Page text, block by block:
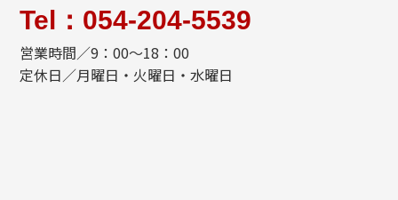
Tel：054-204-5539
営業時間／9：00～18：00
定休日／月曜日・火曜日・水曜日